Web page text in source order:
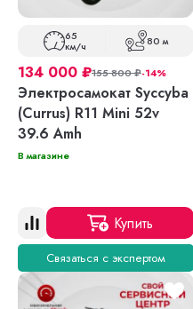
65
км/ч 80 м
134 000 ₽155 800₽-14%
Электросамокат Syccyba
(Currus) R11 Mini 52v
39.6 Amh
В магазине
Купить
Связаться с экспертом